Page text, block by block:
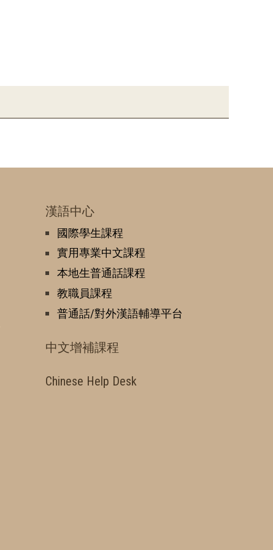
漢語中心
國際學生課程
實用專業中文課程
本地生普通話課程
教職員課程
普通話/對外漢語輔導平台
中文增補課程
Chinese Help Desk